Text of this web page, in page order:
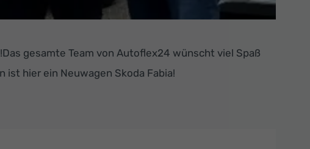
gesamte Team von Autoflex24 wünscht viel Spaß
ist hier ein Neuwagen Skoda Fabia!